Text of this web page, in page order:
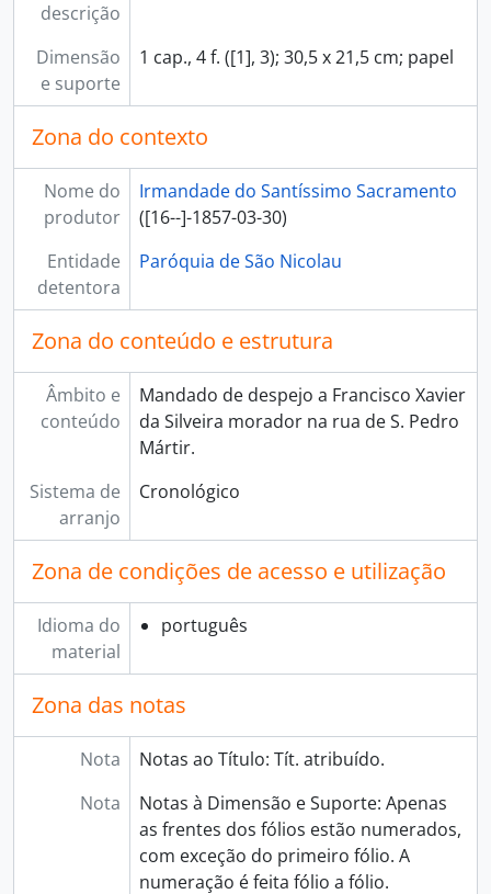
descrição
Dimensão
e suporte
1 cap., 4 f. ([1], 3); 30,5 x 21,5 cm; papel
Zona do contexto
Nome do
produtor
Irmandade do Santíssimo Sacramento
([16--]-1857-03-30)
Entidade
detentora
Paróquia de São Nicolau
Zona do conteúdo e estrutura
Âmbito e
conteúdo
Mandado de despejo a Francisco Xavier
da Silveira morador na rua de S. Pedro
Mártir.
Sistema de
arranjo
Cronológico
Zona de condições de acesso e utilização
Idioma do
material
português
Zona das notas
Nota
Notas ao Título: Tít. atribuído.
Nota
Notas à Dimensão e Suporte: Apenas
as frentes dos fólios estão numerados,
com exceção do primeiro fólio. A
numeração é feita fólio a fólio.